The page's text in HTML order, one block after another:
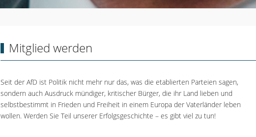
Mitglied werden
Seit der AfD ist Politik nicht mehr nur das, was die etablierten Parteien sagen,
sondern auch Ausdruck mündiger, kritischer Bürger, die ihr Land lieben und
selbstbestimmt in Frieden und Freiheit in einem Europa der Vaterländer leben
wollen. Werden Sie Teil unserer Erfolgsgeschichte – es gibt viel zu tun!